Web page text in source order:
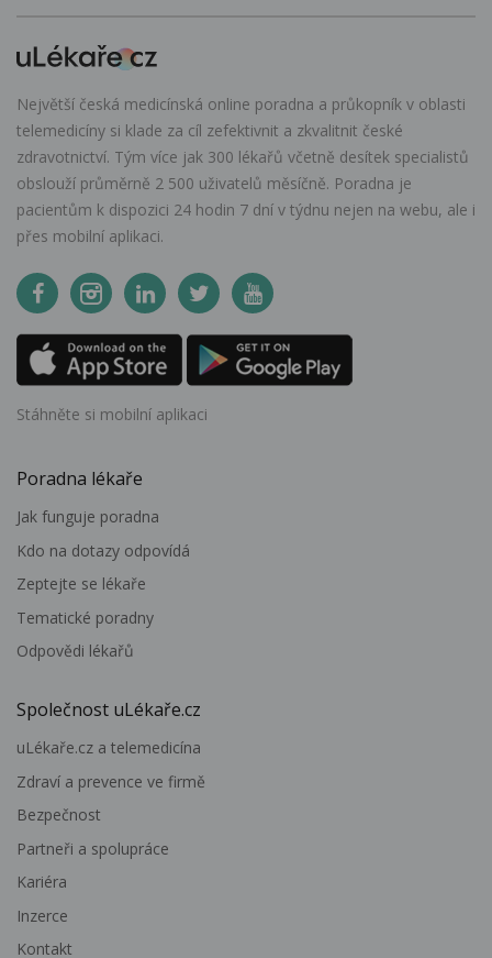
Největší česká medicínská online poradna a průkopník v oblasti
telemedicíny si klade za cíl zefektivnit a zkvalitnit české
zdravotnictví. Tým více jak 300 lékařů včetně desítek specialistů
obslouží průměrně 2 500 uživatelů měsíčně. Poradna je
pacientům k dispozici 24 hodin 7 dní v týdnu nejen na webu, ale i
přes mobilní aplikaci.
Stáhněte si mobilní aplikaci
Poradna lékaře
Jak funguje poradna
Kdo na dotazy odpovídá
Zeptejte se lékaře
Tematické poradny
Odpovědi lékařů
Společnost uLékaře.cz
uLékaře.cz a telemedicína
Zdraví a prevence ve firmě
Bezpečnost
Partneři a spolupráce
Kariéra
Inzerce
Kontakt